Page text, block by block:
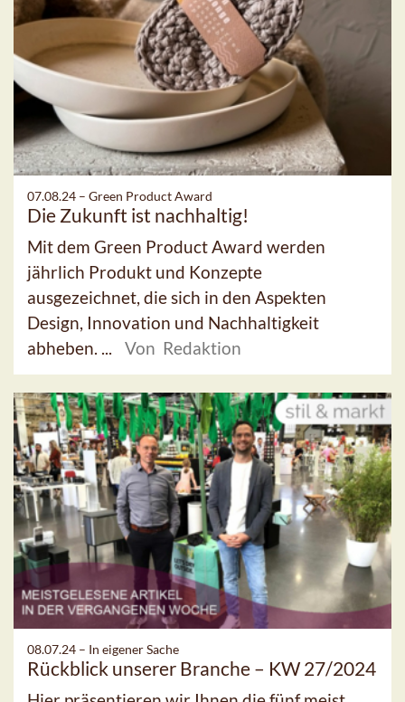
07.08.24 – Green Product Award
Die Zukunft ist nachhaltig!
Mit dem Green Product Award werden
jährlich Produkt und Konzepte
ausgezeichnet, die sich in den Aspekten
Design, Innovation und Nachhaltigkeit
abheben. ...
Von Redaktion
08.07.24 – In eigener Sache
Rückblick unserer Branche – KW 27/2024